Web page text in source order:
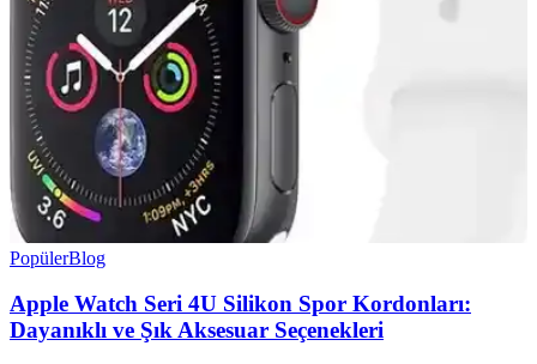
PopülerBlog
Apple Watch Seri 4U Silikon Spor Kordonları:
Dayanıklı ve Şık Aksesuar Seçenekleri